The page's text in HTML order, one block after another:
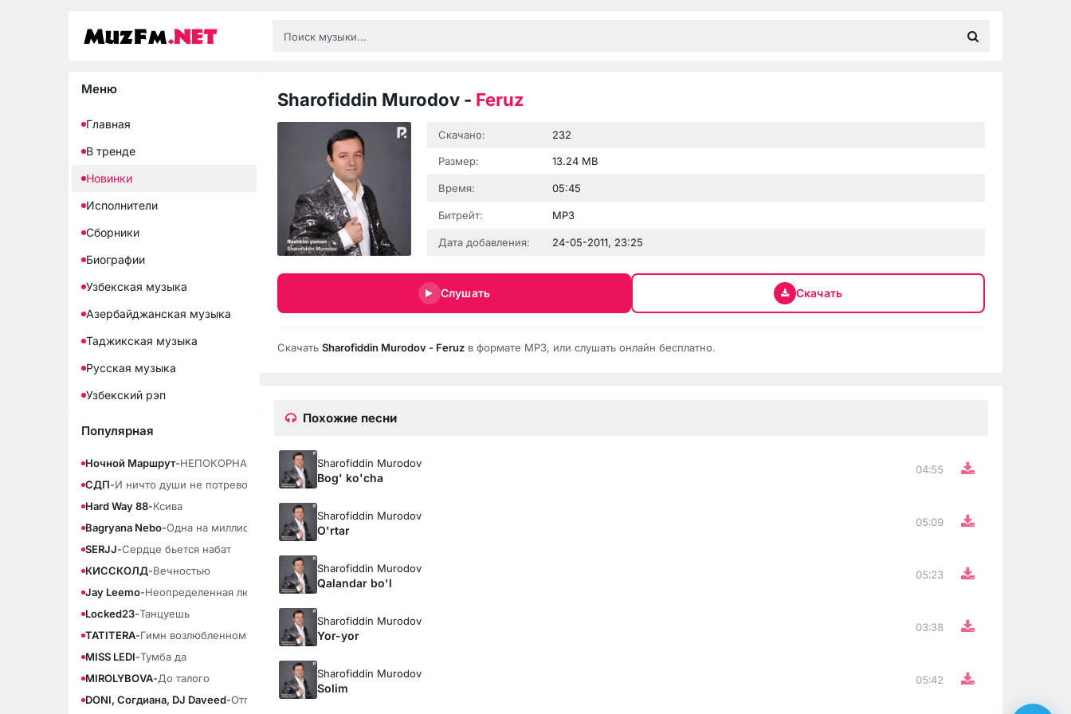
Меню
Главная
В тренде
Новинки
Исполнители
Сборники
Биографии
Узбекская музыка
Азербайджанская музыка
Таджикская музыка
Русская музыка
Узбекский рэп
Популярная
Ночной Маршрут-НЕПОКОРНАЯ
СДП-И ничто души не потревожит
Hard Way 88-Ксива
Bagryana Nebo-Одна на миллион
SERJJ-Сердце бьется набат
КИССКОЛД-Вечностью
Jay Leemo-Неопределенная любовь
Locked23-Танцуешь
TATITERA-Гимн возлюбленному
MISS LEDI-Тумба да
MIROLYBOVA-До талого
DONI, Согдиана, DJ Daveed-Отпускай
Sharofiddin Murodov - Feruz
Скачано: 232
Размер: 13.24 MB
Время: 05:45
Битрейт: MP3
Дата добавления: 24-05-2011, 23:25
Слушать Скачать
Скачать Sharofiddin Murodov - Feruz в формате MP3, или слушать онлайн бесплатно.
Похожие песни
Sharofiddin Murodov
Bog' ko'cha
04:55
Sharofiddin Murodov
O'rtar
05:09
Sharofiddin Murodov
Qalandar bo'l
05:23
Sharofiddin Murodov
Yor-yor
03:38
Sharofiddin Murodov
Solim
05:42